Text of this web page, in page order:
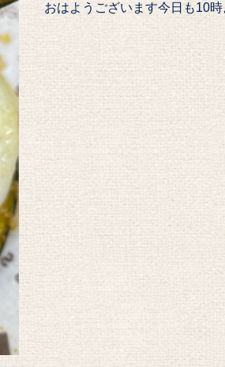
おはようございます今日も10